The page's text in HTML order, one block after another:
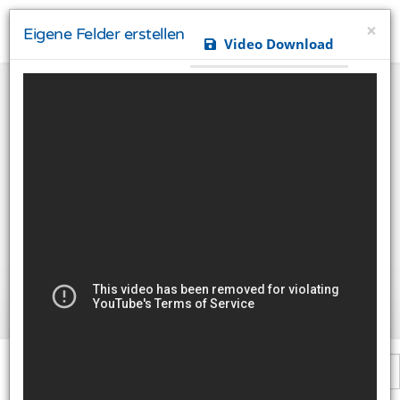
Alle akzeptieren Einstellungen ändern
×
Eigene Felder erstellen Video Download